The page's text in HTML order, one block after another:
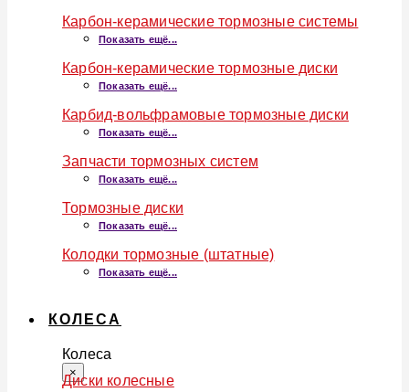
Карбон-керамические тормозные системы
Показать ещё...
Карбон-керамические тормозные диски
Показать ещё...
Карбид-вольфрамовые тормозные диски
Показать ещё...
Запчасти тормозных систем
Показать ещё...
Тормозные диски
Показать ещё...
Колодки тормозные (штатные)
Показать ещё...
КОЛЕСА
Колеса
×
Диски колесные